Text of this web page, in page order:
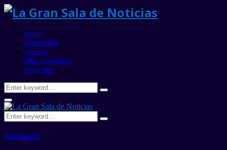
Home
Nacionales
Locales
Internacionales
Deportes
Search
for:
Search
Primary
Menu
Search
for:
Search
Nacionales